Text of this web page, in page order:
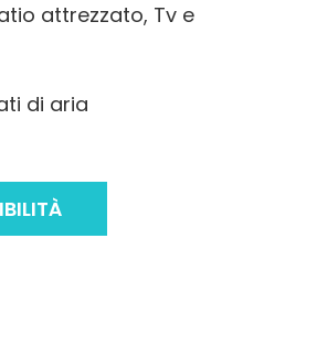
attrezzato, Tv e
di aria